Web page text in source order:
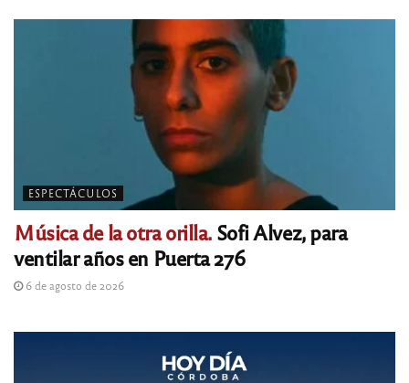
ESPECTÁCULOS
Música de la otra orilla. Sofi Alvez, para
ventilar años en Puerta 276
6 de agosto de 2026